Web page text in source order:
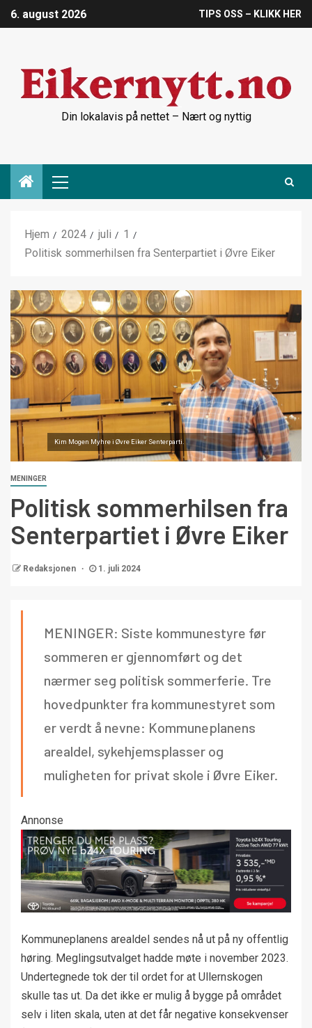
6. august 2026 TIPS OSS – KLIKK HER
Din lokalavis på nettet – Nært og nyttig
Hjem 2024 juli
1
Politisk sommerhilsen fra Senterpartiet i Øvre Eiker
Kim Mogen Myhre i Øvre Eiker Senterparti.
MENINGER
Politisk sommerhilsen fra
Senterpartiet i Øvre Eiker
Redaksjonen 1. juli 2024
MENINGER: Siste kommunestyre før
sommeren er gjennomført og det
nærmer seg politisk sommerferie. Tre
hovedpunkter fra kommunestyret som
er verdt å nevne: Kommuneplanens
arealdel, sykehjemsplasser og
muligheten for privat skole i Øvre Eiker.
Annonse
Kommuneplanens arealdel sendes nå ut på ny offentlig
høring. Meglingsutvalget hadde møte i november 2023.
Undertegnede tok der til ordet for at Ullernskogen
skulle tas ut. Da det ikke er mulig å bygge på området
selv i liten skala, uten at det får negative konsekvenser